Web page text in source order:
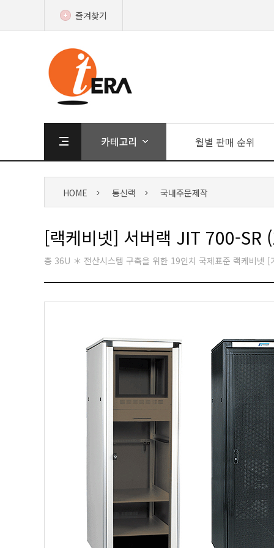
즐겨찾기
월별 판매 순위
HOME 통신랙 국내주문제작
[랙케비넷] 서버랙 JIT 700-SR
총 36U ＊ 전산시스템 구축을 위한 19인치 국제표준 랙케비